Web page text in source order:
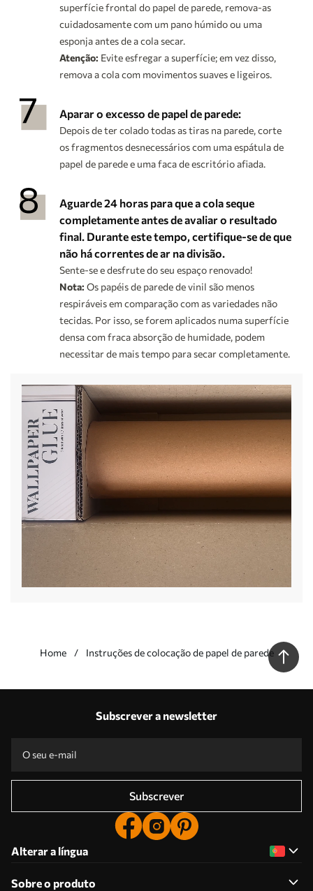
superfície frontal do papel de parede, remova-as
cuidadosamente com um pano húmido ou uma
esponja antes de a cola secar.
Atenção: Evite esfregar a superfície; em vez disso,
remova a cola com movimentos suaves e ligeiros.
Aparar o excesso de papel de parede:
Depois de ter colado todas as tiras na parede, corte
os fragmentos desnecessários com uma espátula de
papel de parede e uma faca de escritório afiada.
Aguarde 24 horas para que a cola seque
completamente antes de avaliar o resultado
final. Durante este tempo, certifique-se de que
não há correntes de ar na divisão.
Sente-se e desfrute do seu espaço renovado!
Nota: Os papéis de parede de vinil são menos
respiráveis em comparação com as variedades não
tecidas. Por isso, se forem aplicados numa superfície
densa com fraca absorção de humidade, podem
necessitar de mais tempo para secar completamente.
Home Instruções de colocação de papel de parede
Subscrever a newsletter
Subscrever
Alterar a língua
Sobre o produto